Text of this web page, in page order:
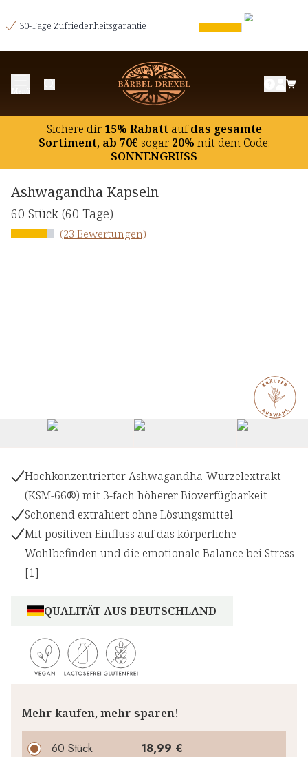
30-Tage Zufriedenheitsgarantie
Sichere dir15% Rabatt aufdas gesamte
Sortiment, ab 70€ sogar20% mit dem Code:
SONNENGRUSS
Ashwagandha Kapseln
60 Stück (60 Tage)
(23 Bewertungen)
Hochkonzentrierter Ashwagandha-Wurzelextrakt
(KSM-66®) mit 3-fach höherer Bioverfügbarkeit
Schonend extrahiert ohne Lösungsmittel
Mit positiven Einfluss auf das körperliche
Wohlbefinden und die emotionale Balance bei Stress
[1]
QUALITÄT AUS DEUTSCHLAND
Mehr kaufen, mehr sparen!
60 Stück 18,99 €